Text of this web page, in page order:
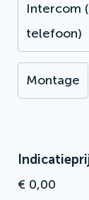
Intercom
telefoon)
Montage
€ 0,00